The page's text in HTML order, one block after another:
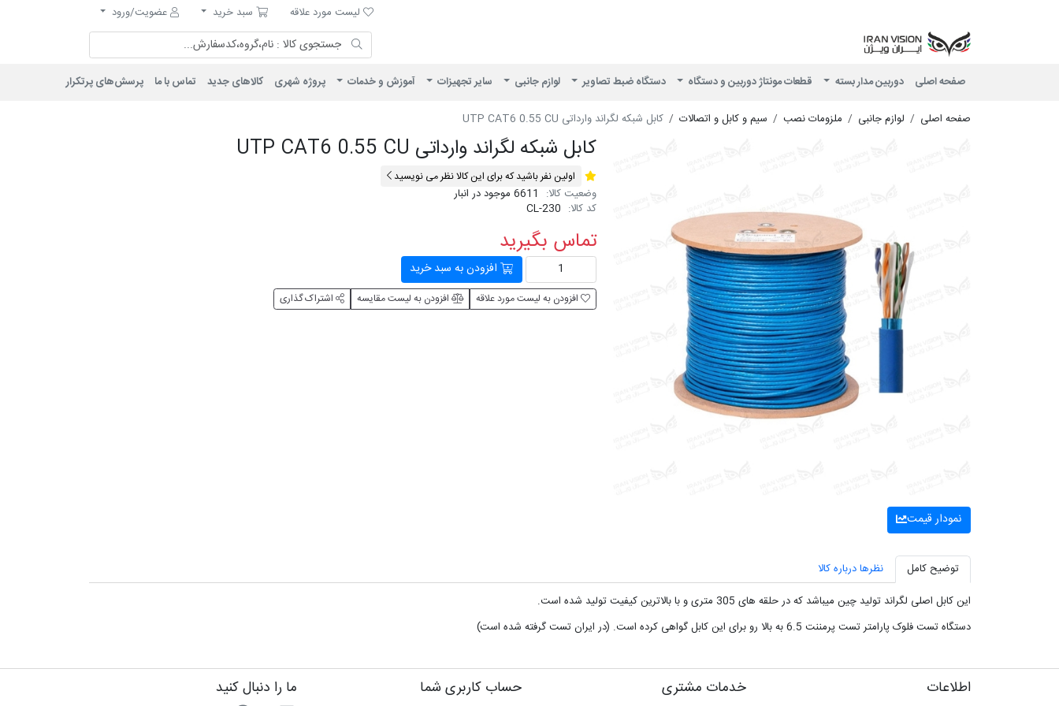
لیست مورد علاقه
لیست مورد علاقه سبد خرید
سبد خرید
عضویت/ورود
صفحه اصلی دوربین مدار بسته قطعات مونتاژ دوربین و دستگاه دستگاه ضبط تصاویر لوازم جانبی سایر تجهیزات آموزش و خدمات پروژه شهری کالاهای جدید تماس با ما پرسش‌های پرتکرار
صفحه اصلی لوازم جانبی ملزومات نصب سیم و کابل و اتصالات کابل شبکه لگراند وارداتی UTP CAT6 0.55 CU
نمودار قیمت
کابل شبکه لگراند وارداتی UTP CAT6 0.55 CU
اولین نفر باشید که برای این کالا نظر می نویسید
وضعیت کالا: 6611 موجود در انبار
کد کالا: CL-230
تماس بگیرید
افزودن به سبد خرید
افزودن به لیست مورد علاقه افزودن به لیست مقایسه اشتراک گذاری
توضیح کامل
نظرها درباره کالا
این کابل اصلی لگراند تولید چین میباشد که در حلقه های 305 متری و با بالاترین کیفیت تولید شده است.
دستگاه تست فلوک پارامتر تست پرمننت 6.5 به بالا رو برای این کابل گواهی کرده است. (در ایران تست گرفته شده است)
اطلاعات خدمات مشتری حساب کاربری شما ما را دنبال کنید